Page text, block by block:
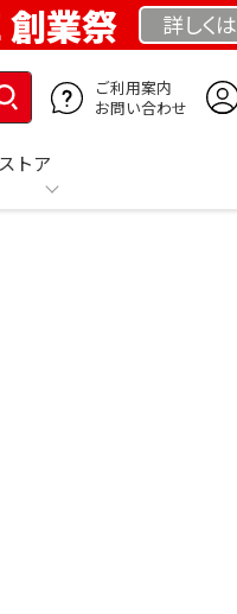
業祭 詳しくは
ご利用案内
お問い合わせ
トア